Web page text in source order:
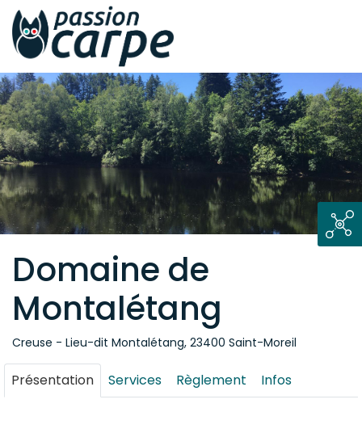
Domaine de
Montalétang
Creuse - Lieu-dit Montalétang, 23400 Saint-Moreil
Présentation Services Règlement Infos